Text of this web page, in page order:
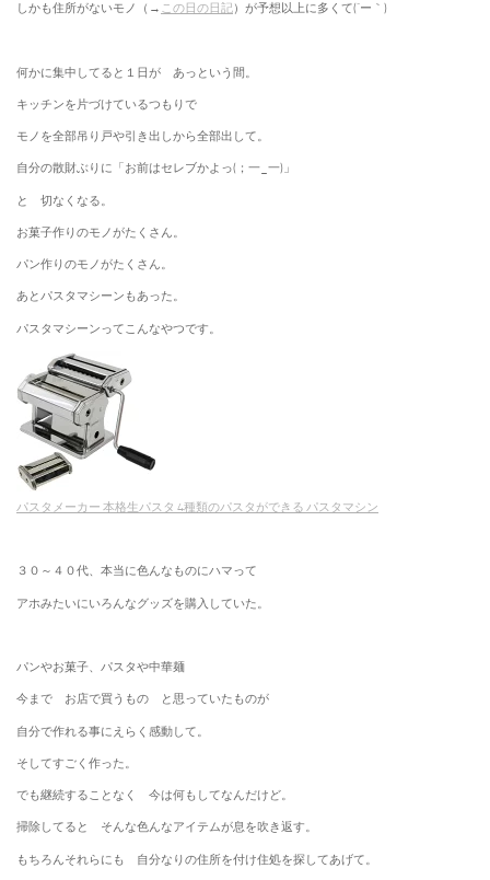
しかも住所がないモノ（→ この日の日記）が予想以上に多くて(´ー｀)
何かに集中してると１日が あっという間。
キッチンを片づけているつもりで
モノを全部吊り戸や引き出しから全部出して。
自分の散財ぶりに「お前はセレブかよっ(；一_一)」
と 切なくなる。
お菓子作りのモノがたくさん。
パン作りのモノがたくさん。
あとパスタマシーンもあった。
パスタマシーンってこんなやつです。
パスタメーカー 本格生パスタ 4種類のパスタができる パスタマシン
３０～４０代、本当に色んなものにハマって
アホみたいにいろんなグッズを購入していた。
パンやお菓子、パスタや中華麺
今まで お店で買うもの と思っていたものが
自分で作れる事にえらく感動して。
そしてすごく作った。
でも継続することなく 今は何もしてなんだけど。
掃除してると そんな色んなアイテムが息を吹き返す。
もちろんそれらにも 自分なりの住所を付け住処を探してあげて。